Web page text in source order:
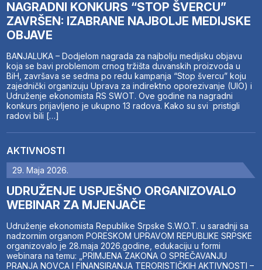
NAGRADNI KONKURS “STOP ŠVERCU”
ZAVRŠEN: IZABRANE NAJBOLJE MEDIJSKE
OBJAVE
BANJALUKA – Dodjelom nagrada za najbolju medijsku objavu
koja se bavi problemom crnog tržišta duvanskih proizvoda u
BiH, završava se sedma po redu kampanja “Stop švercu” koju
zajednički organizuju Uprava za indirektno oporezivanje (UIO) i
Udruženje ekonomista RS SWOT. Ove godine na nagradni
konkurs prijavljeno je ukupno 13 radova. Kako su svi pristigli
radovi bili […]
AKTIVNOSTI
29. Maja 2026.
UDRUŽENJE USPJEŠNO ORGANIZOVALO
WEBINAR ZA MJENJAČE
Udruženje ekonomista Republike Srpske S.W.O.T. u saradnji sa
nadzornim organom PORESKOM UPRAVOM REPUBLIKE SRPSKE
organizovalo je 28.maja 2026.godine, edukaciju u formi
webinara na temu: „PRIMJENA ZAKONA O SPREČAVANJU
PRANJA NOVCA I FINANSIRANJA TERORISTIČKIH AKTIVNOSTI –